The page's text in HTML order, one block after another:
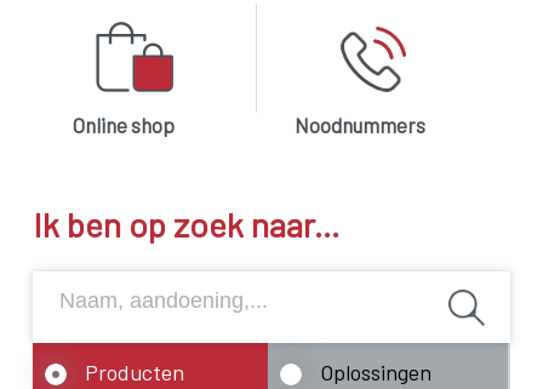
Online shop Noodnummers
Ik ben op zoek naar...
Producten Oplossingen